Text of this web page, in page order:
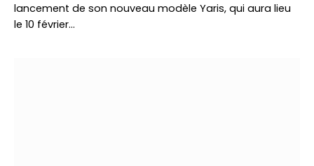
lancement de son nouveau modèle Yaris, qui aura lieu
le 10 février…